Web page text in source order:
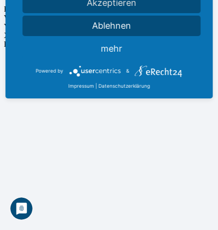
Facebook
Vimeo
YouTube
Xing
LinkedIn
2026 Alle Rechte vorbehalten | Technische Umsetzung durch
Akzeptieren
Ablehnen
mehr
Powered by &
Impressum Datenschutzerklärung